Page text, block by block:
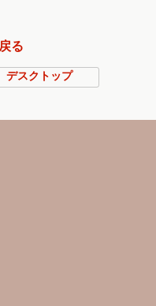
る
デスクトップ